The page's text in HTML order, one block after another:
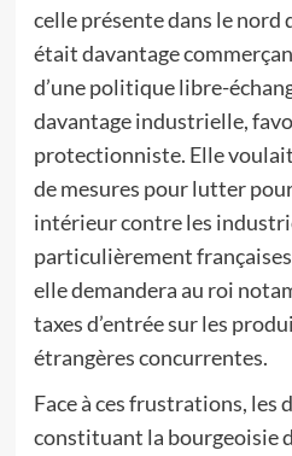
celle présente dans le nord
était davantage
d’une politique libre-
davantage industrielle,
protectionniste. Elle
de mesures pour lutter
intérieur contre les
particulièrement
elle demandera au roi
taxes d’entrée sur les
étrangères concurrentes.
Face à ces frustrations, les
constituant la bourgeoisie